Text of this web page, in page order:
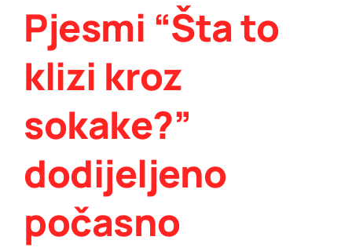
Šemsudina
Mehmedovića
Pjesmi “Šta to
klizi kroz
sokake?”
dodijeljeno
počasno